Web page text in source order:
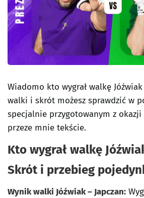
Wiadomo kto wygrał walkę
walki i skrót możesz sprawdzić w
specjalnie przygotowanym z okazji
przeze mnie tekście.
Kto wygrał walkę
Skrót i przebieg
Wynik walki Jóźwiak – Japczan: